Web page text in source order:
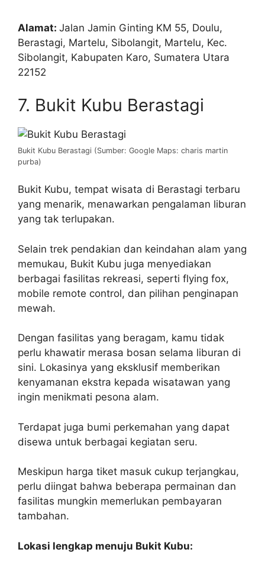
Alamat: Jalan Jamin Ginting KM 55, Doulu,
Berastagi, Martelu, Sibolangit, Martelu, Kec.
Sibolangit, Kabupaten Karo, Sumatera Utara
22152
7. Bukit Kubu Berastagi
Bukit Kubu Berastagi (Sumber: Google Maps: charis martin
purba)
Bukit Kubu, tempat wisata di Berastagi terbaru
yang menarik, menawarkan pengalaman liburan
yang tak terlupakan.
Selain trek pendakian dan keindahan alam yang
memukau, Bukit Kubu juga menyediakan
berbagai fasilitas rekreasi, seperti flying fox,
mobile remote control, dan pilihan penginapan
mewah.
Dengan fasilitas yang beragam, kamu tidak
perlu khawatir merasa bosan selama liburan di
sini. Lokasinya yang eksklusif memberikan
kenyamanan ekstra kepada wisatawan yang
ingin menikmati pesona alam.
Terdapat juga bumi perkemahan yang dapat
disewa untuk berbagai kegiatan seru.
Meskipun harga tiket masuk cukup terjangkau,
perlu diingat bahwa beberapa permainan dan
fasilitas mungkin memerlukan pembayaran
tambahan.
Lokasi lengkap menuju Bukit Kubu: